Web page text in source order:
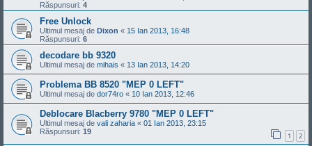
Răspunsuri: 4
Free Unlock
Ultimul mesaj de Dixon « 15 Ian 2013, 16:48
Răspunsuri: 6
decodare bb 9320
Ultimul mesaj de mihais « 13 Ian 2013, 14:20
Problema BB 8520 "MEP 0 LEFT"
Ultimul mesaj de dor74ro « 10 Ian 2013, 12:46
Deblocare Blacberry 9780 "MEP 0 LEFT"
Ultimul mesaj de vali zaharia « 01 Ian 2013, 23:15
Răspunsuri: 19 1 2